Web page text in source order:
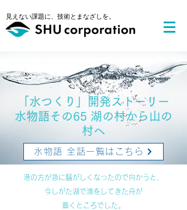
​見えない課題に、技術とまなざしを。
​「水つくり」開発ストーリー
水物語その65 湖の村から山の
村へ
水物語 全話一覧はこちら
港の方が急に騒がしくなったので向かうと、
今しがた湖で漁をしてきた舟が
着くところでした。